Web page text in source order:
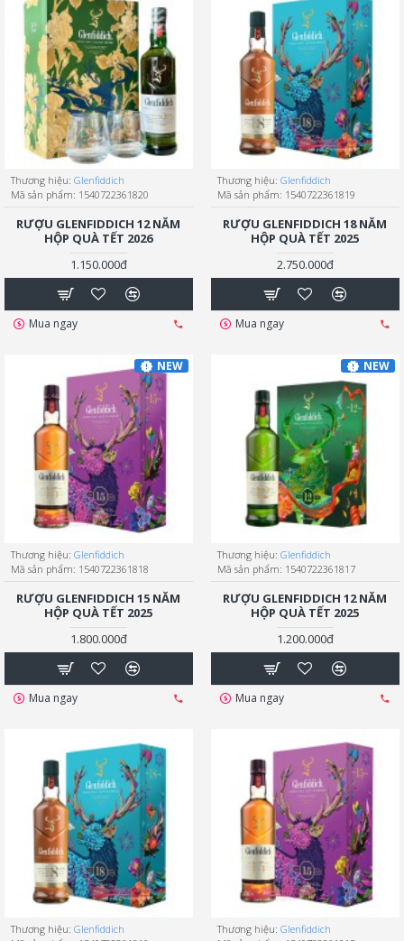
Thương hiệu: Glenfiddich
Mã sản phẩm: 1540722361820
RƯỢU GLENFIDDICH 12 NĂM
HỘP QUÀ TẾT 2026
1.150.000đ
Mua ngay
Thương hiệu: Glenfiddich
Mã sản phẩm: 1540722361819
RƯỢU GLENFIDDICH 18 NĂM
HỘP QUÀ TẾT 2025
2.750.000đ
Mua ngay
NEW
Thương hiệu: Glenfiddich
Mã sản phẩm: 1540722361818
RƯỢU GLENFIDDICH 15 NĂM
HỘP QUÀ TẾT 2025
1.800.000đ
Mua ngay
NEW
Thương hiệu: Glenfiddich
Mã sản phẩm: 1540722361817
RƯỢU GLENFIDDICH 12 NĂM
HỘP QUÀ TẾT 2025
1.200.000đ
Mua ngay
Thương hiệu: Glenfiddich
Thương hiệu: Glenfiddich